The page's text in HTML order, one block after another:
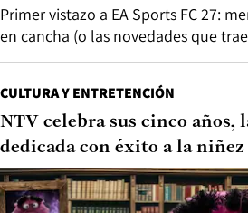
Primer vistazo a EA Sports FC 27:
en cancha (o las novedades que
CULTURA Y ENTRETENCIÓN
NTV celebra sus cinco años,
dedicada con éxito a la niñez